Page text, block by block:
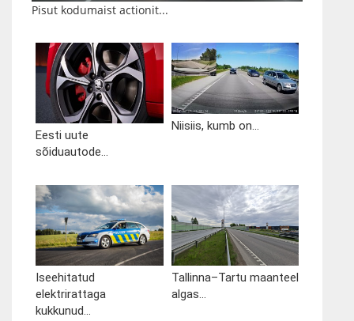
Pisut kodumaist actionit...
Eesti uute
sõiduautode...
Niisiis, kumb on...
Iseehitatud
elektrirattaga
kukkunud...
Tallinna–Tartu maanteel
algas...